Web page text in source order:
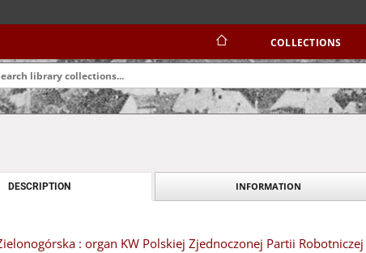
COLLECTIONS
DESCRIPTION INFORMATION
: organ KW Polskiej Zjednoczonej Partii